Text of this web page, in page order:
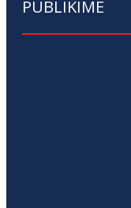
PUBLIKIME